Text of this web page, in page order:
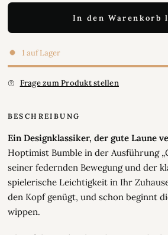
In den Warenkorb
1 auf Lager
Frage zum Produkt stellen
BESCHREIBUNG
Ein Designklassiker, der gute Laune
Hoptimist Bumble in der Ausführung
seiner federnden Bewegung und der
spielerische Leichtigkeit in Ihr
den Kopf genügt, und schon beginnt
wippen.